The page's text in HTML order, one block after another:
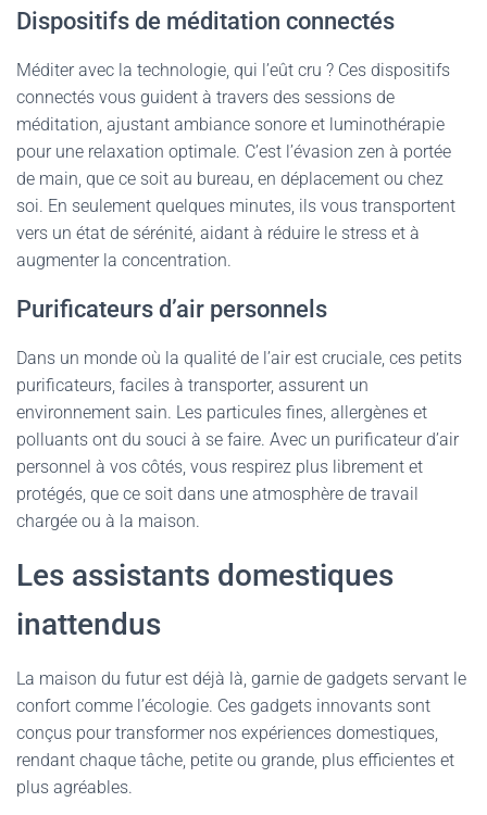
Dispositifs de méditation connectés
Méditer avec la technologie, qui l’eût cru ? Ces dispositifs
connectés vous guident à travers des sessions de
méditation, ajustant ambiance sonore et luminothérapie
pour une relaxation optimale. C’est l’évasion zen à portée
de main, que ce soit au bureau, en déplacement ou chez
soi. En seulement quelques minutes, ils vous transportent
vers un état de sérénité, aidant à réduire le stress et à
augmenter la concentration.
Purificateurs d’air personnels
Dans un monde où la qualité de l’air est cruciale, ces petits
purificateurs, faciles à transporter, assurent un
environnement sain. Les particules fines, allergènes et
polluants ont du souci à se faire. Avec un purificateur d’air
personnel à vos côtés, vous respirez plus librement et
protégés, que ce soit dans une atmosphère de travail
chargée ou à la maison.
Les assistants domestiques
inattendus
La maison du futur est déjà là, garnie de gadgets servant le
confort comme l’écologie. Ces gadgets innovants sont
conçus pour transformer nos expériences domestiques,
rendant chaque tâche, petite ou grande, plus efficientes et
plus agréables.